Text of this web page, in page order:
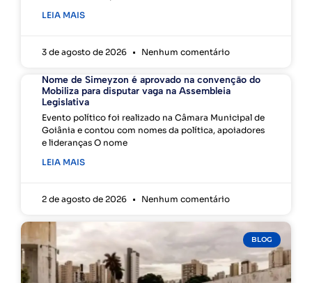
LEIA MAIS
3 de agosto de 2026 Nenhum comentário
Nome de Simeyzon é aprovado na convenção do
Mobiliza para disputar vaga na Assembleia
Legislativa
Evento político foi realizado na Câmara Municipal de
Goiânia e contou com nomes da política, apoiadores
e lideranças O nome
LEIA MAIS
2 de agosto de 2026 Nenhum comentário
BLOG